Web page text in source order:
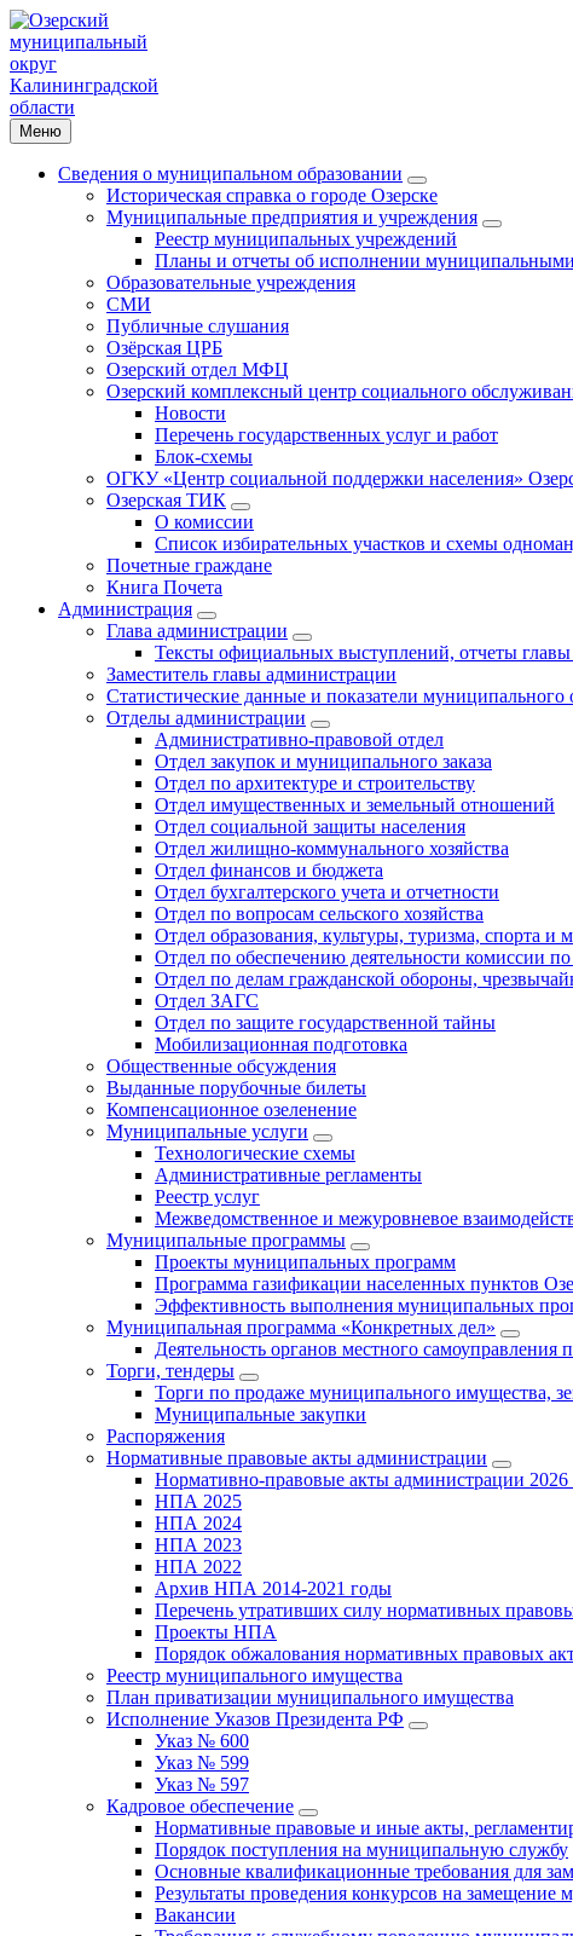
Меню
Сведения о муниципальном образовании
Историческая справка о городе Озерске
Муниципальные предприятия и учреждения
Реестр муниципальных учреждений
Планы и отчеты об исполнении муниципальными
Образовательные учреждения
СМИ
Публичные слушания
Озёрская ЦРБ
Озерский отдел МФЦ
Озерский комплексный центр социального
Новости
Перечень государственных услуг и работ
Блок-схемы
ОГКУ «Центр социальной поддержки населения»
Озерская ТИК
О комиссии
Список избирательных участков и схемы
Почетные граждане
Книга Почета
Администрация
Глава администрации
Тексты официальных выступлений, отчеты
Заместитель главы администрации
Статистические данные и показатели муниципального
Отделы администрации
Административно-правовой отдел
Отдел закупок и муниципального заказа
Отдел по архитектуре и строительству
Отдел имущественных и земельный отношений
Отдел социальной защиты населения
Отдел жилищно-коммунального хозяйства
Отдел финансов и бюджета
Отдел бухгалтерского учета и отчетности
Отдел по вопросам сельского хозяйства
Отдел образования, культуры, туризма, спорта и
Отдел по обеспечению деятельности комиссии
Отдел по делам гражданской обороны,
Отдел ЗАГС
Отдел по защите государственной тайны
Мобилизационная подготовка
Общественные обсуждения
Выданные порубочные билеты
Компенсационное озеленение
Муниципальные услуги
Технологические схемы
Административные регламенты
Реестр услуг
Межведомственное и межуровневое
Муниципальные программы
Проекты муниципальных программ
Программа газификации населенных пунктов
Эффективность выполнения муниципальных
Муниципальная программа «Конкретных дел»
Деятельность органов местного
Торги, тендеры
Торги по продаже муниципального имущества,
Муниципальные закупки
Распоряжения
Нормативные правовые акты администрации
Нормативно-правовые акты администрации 2026
НПА 2025
НПА 2024
НПА 2023
НПА 2022
Архив НПА 2014-2021 годы
Перечень утративших силу нормативных
Проекты НПА
Порядок обжалования нормативных правовых
Реестр муниципального имущества
План приватизации муниципального имущества
Исполнение Указов Президента РФ
Указ № 600
Указ № 599
Указ № 597
Кадровое обеспечение
Нормативные правовые и иные акты,
Порядок поступления на муниципальную службу
Основные квалификационные требования для
Результаты проведения конкурсов на
Вакансии